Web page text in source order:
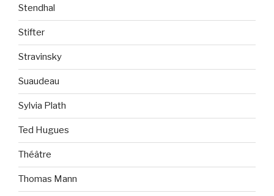
Stendhal
Stifter
Stravinsky
Suaudeau
Sylvia Plath
Ted Hugues
Théâtre
Thomas Mann